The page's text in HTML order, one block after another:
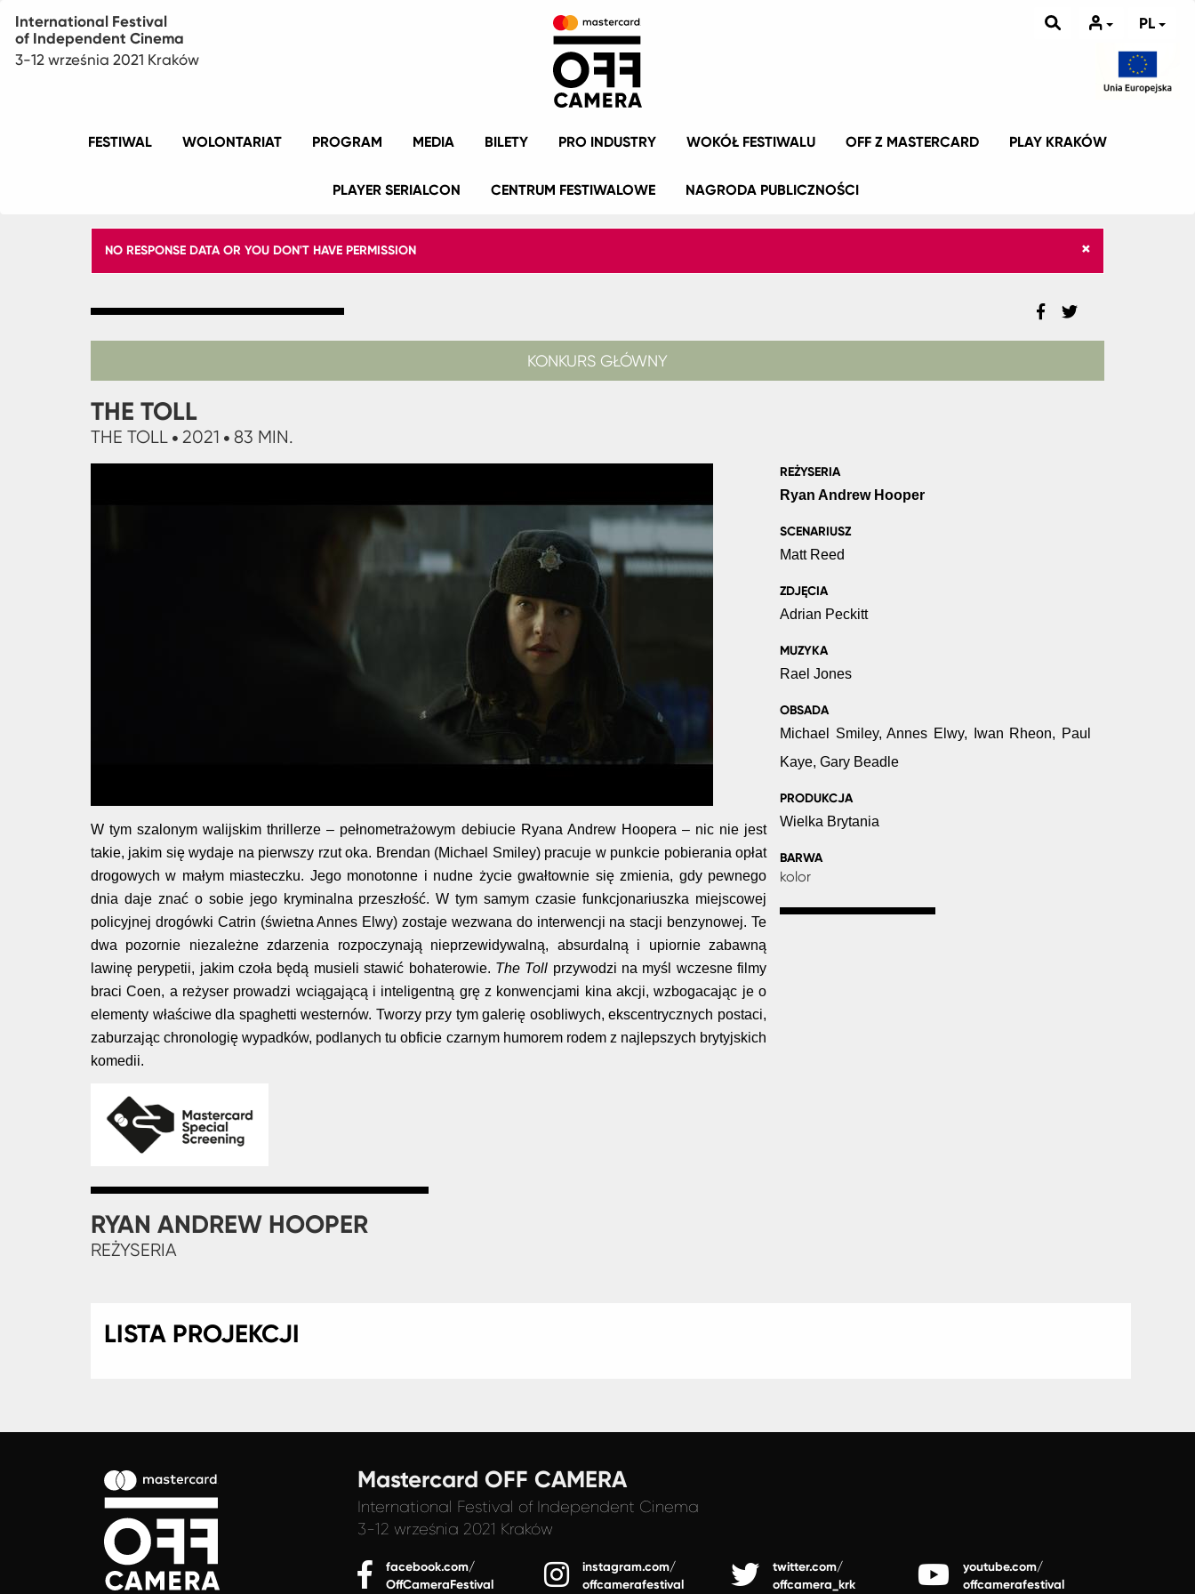
International Festival
of Independent Cinema
3-12 września 2021 Kraków
PL
FESTIWAL WOLONTARIAT PROGRAM MEDIA BILETY PRO INDUSTRY WOKÓŁ FESTIWALU OFF Z MASTERCARD PLAY KRAKÓW
PLAYER SERIALCON CENTRUM FESTIWALOWE NAGRODA PUBLICZNOŚCI
×
KOMUNIKAT
BŁĘDZIE
NO RESPONSE DATA OR YOU DON'T HAVE PERMISSION
KONKURS GŁÓWNY
THE TOLL
THE TOLL 2021 83 MIN.
W tym szalonym walijskim thrillerze – pełnometrażowym debiucie Ryana Andrew Hoopera – nic nie jest
takie, jakim się wydaje na pierwszy rzut oka. Brendan (Michael Smiley) pracuje w punkcie pobierania opłat
drogowych w małym miasteczku. Jego monotonne i nudne życie gwałtownie się zmienia, gdy pewnego
dnia daje znać o sobie jego kryminalna przeszłość. W tym samym czasie funkcjonariuszka miejscowej
policyjnej drogówki Catrin (świetna Annes Elwy) zostaje wezwana do interwencji na stacji benzynowej. Te
dwa pozornie niezależne zdarzenia rozpoczynają nieprzewidywalną, absurdalną i upiornie zabawną
lawinę perypetii, jakim czoła będą musieli stawić bohaterowie. The Toll przywodzi na myśl wczesne filmy
braci Coen, a reżyser prowadzi wciągającą i inteligentną grę z konwencjami kina akcji, wzbogacając je o
elementy właściwe dla spaghetti westernów. Tworzy przy tym galerię osobliwych, ekscentrycznych postaci,
zaburzając chronologię wypadków, podlanych tu obficie czarnym humorem rodem z najlepszych brytyjskich
komedii.
RYAN ANDREW HOOPER
REŻYSERIA
REŻYSERIA
Ryan Andrew Hooper
SCENARIUSZ
Matt Reed
ZDJĘCIA
Adrian Peckitt
MUZYKA
Rael Jones
OBSADA
Michael Smiley, Annes Elwy, Iwan Rheon, Paul
Kaye, Gary Beadle
PRODUKCJA
Wielka Brytania
BARWA
kolor
LISTA PROJEKCJI
Mastercard OFF CAMERA
International Festival of Independent Cinema
3-12 września 2021 Kraków
facebook.com/
OffCameraFestival
instagram.com/
offcamerafestival
twitter.com/
offcamera_krk
youtube.com/
offcamerafestival